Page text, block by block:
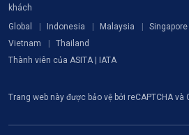
khách
Global
Indonesia Malaysia Singapore
Vietnam
Thailand
Thành viên của ASITA | IATA
Trang web này được bảo vệ bởi reCAPTCHA và